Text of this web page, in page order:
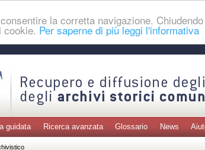
la corretta navigazione.
cookie. Per saperne di più leggi l'informativa
guidata Ricerca avanzata Glossario News